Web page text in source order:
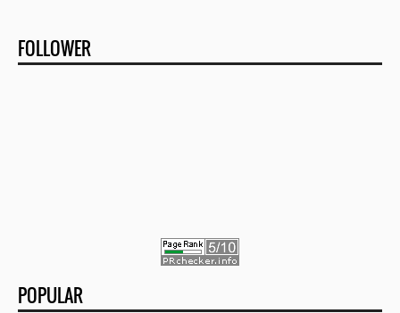
FOLLOWER
POPULAR